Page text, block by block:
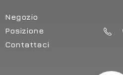
Negozio
Posizione
Contattaci